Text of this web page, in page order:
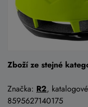
Zboží ze stejné
Značka: R2,
8595627140175